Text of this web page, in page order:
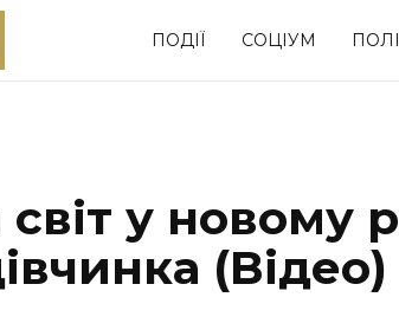
ПОДІЇ СОЦІУМ
Соціум Спорт
у новому
(Відео)